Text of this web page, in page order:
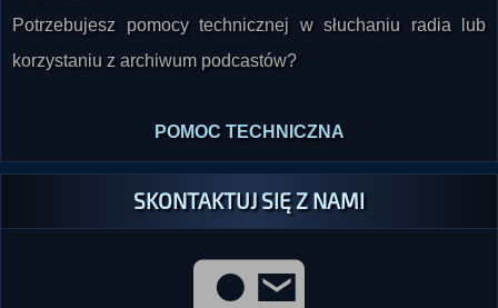
Potrzebujesz pomocy technicznej w słuchaniu radia lub
korzystaniu z archiwum podcastów?
POMOC TECHNICZNA
SKONTAKTUJ SIĘ Z NAMI